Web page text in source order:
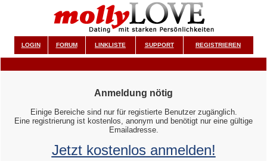
LOGIN FORUM LINKLISTE SUPPORT REGISTRIEREN
Anmeldung nötig
Einige Bereiche sind nur für registierte Benutzer zugänglich.
Eine registrierung ist kostenlos, anonym und benötigt nur eine gültige
Emailadresse.
Jetzt kostenlos anmelden!